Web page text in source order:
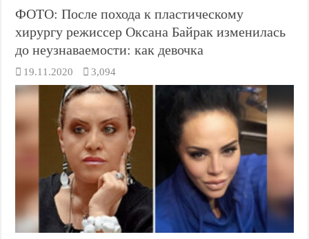
ФОТО: После похода к пластическому
хирургу режиссер Оксана Байрак изменилась
до неузнаваемости: как девочка
19.11.2020 3,094